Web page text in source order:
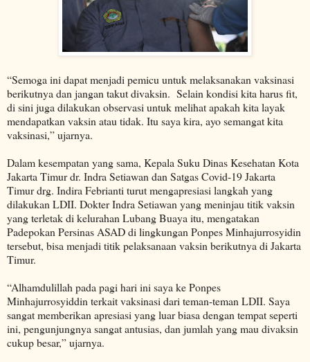
“Semoga ini dapat menjadi pemicu untuk melaksanakan vaksinasi
berikutnya dan jangan takut divaksin. Selain kondisi kita harus fit,
di sini juga dilakukan observasi untuk melihat apakah kita layak
mendapatkan vaksin atau tidak. Itu saya kira, ayo semangat kita
vaksinasi,” ujarnya.
Dalam kesempatan yang sama, Kepala Suku Dinas Kesehatan Kota
Jakarta Timur dr. Indra Setiawan dan Satgas Covid-19 Jakarta
Timur drg. Indira Febrianti turut mengapresiasi langkah yang
dilakukan LDII. Dokter Indra Setiawan yang meninjau titik vaksin
yang terletak di kelurahan Lubang Buaya itu, mengatakan
Padepokan Persinas ASAD di lingkungan Ponpes Minhajurrosyidin
tersebut, bisa menjadi titik pelaksanaan vaksin berikutnya di Jakarta
Timur.
“Alhamdulillah pada pagi hari ini saya ke Ponpes
Minhajurrosyiddin terkait vaksinasi dari teman-teman LDII. Saya
sangat memberikan apresiasi yang luar biasa dengan tempat seperti
ini, pengunjungnya sangat antusias, dan jumlah yang mau divaksin
cukup besar,” ujarnya.